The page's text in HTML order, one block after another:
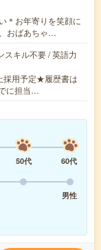
＊お年寄りを笑顔に
おばあちゃ…
スキル不要 / 英語力
採用予定★履歴書は
に担当…
50代
60代
男性